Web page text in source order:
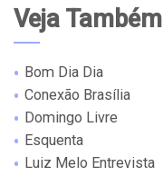
Veja Também
Bom Dia Dia
Conexão Brasília
Domingo Livre
Esquenta
Luiz Melo Entrevista